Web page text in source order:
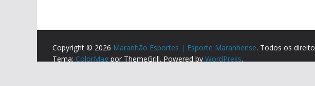
Copyright © 2026 Maranhão Esportes | Esporte Maranhense. Todos os
Tema: ColorMag por ThemeGrill. Powered by WordPress.